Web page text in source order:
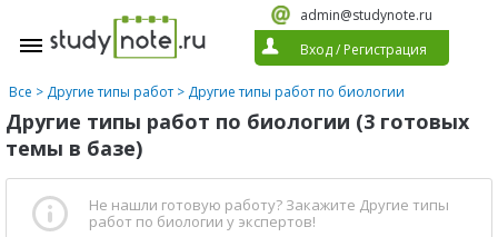
admin@studynote.ru
Вход/ Регистрация
Все > Другие типы работ > Другие типы работ по биологии
Другие типы работ по биологии (3 готовых
темы в базе)
Не нашли готовую работу? Закажите Другие типы
работ по биологии у экспертов!